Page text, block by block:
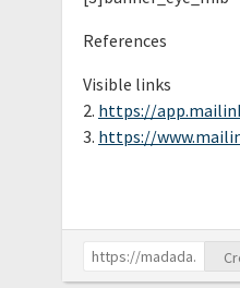
References
Visible links
2. https://
3. https://